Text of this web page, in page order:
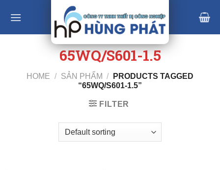
65WQ/S601-1.5
HOME / SẢN PHẨM /
PRODUCTS TAGGED
“65WQ/S601-1.5”
FILTER